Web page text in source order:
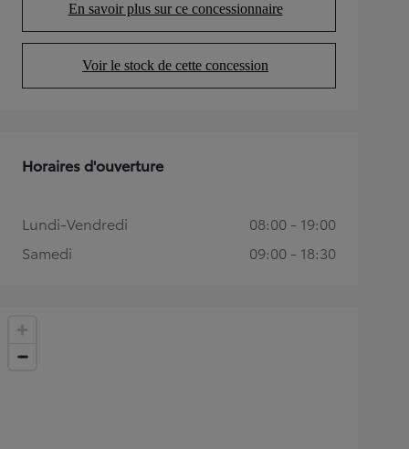
En savoir plus sur ce concessionnaire
(Opens in new tab)
Voir le stock de cette concession
(Opens in new tab)
Horaires d'ouverture
Lundi-Vendredi
08:00 - 19:00
Samedi
09:00 - 18:30